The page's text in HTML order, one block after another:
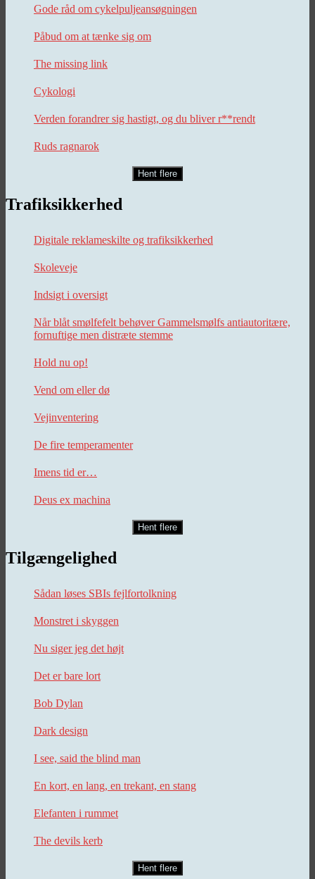
Gode råd om cykelpuljeansøgningen
Påbud om at tænke sig om
The missing link
Cykologi
Verden forandrer sig hastigt, og du bliver r**rendt
Ruds ragnarok
Hent flere
Trafiksikkerhed
Digitale reklameskilte og trafiksikkerhed
Skoleveje
Indsigt i oversigt
Når blåt smølfefelt behøver Gammelsmølfs antiautoritære,
fornuftige men distræte stemme
Hold nu op!
Vend om eller dø
Vejinventering
De fire temperamenter
Imens tid er…
Deus ex machina
Hent flere
Tilgængelighed
Sådan løses SBIs fejlfortolkning
Monstret i skyggen
Nu siger jeg det højt
Det er bare lort
Bob Dylan
Dark design
I see, said the blind man
En kort, en lang, en trekant, en stang
Elefanten i rummet
The devils kerb
Hent flere